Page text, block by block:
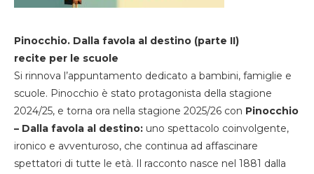
Pinocchio. Dalla favola al destino (parte II)
recite per le scuole
Si rinnova l’appuntamento dedicato a bambini, famiglie e
scuole. Pinocchio è stato protagonista della stagione
2024/25, e torna ora nella stagione 2025/26 con Pinocchio
– Dalla favola al destino: uno spettacolo coinvolgente,
ironico e avventuroso, che continua ad affascinare
spettatori di tutte le età. Il racconto nasce nel 1881 dalla